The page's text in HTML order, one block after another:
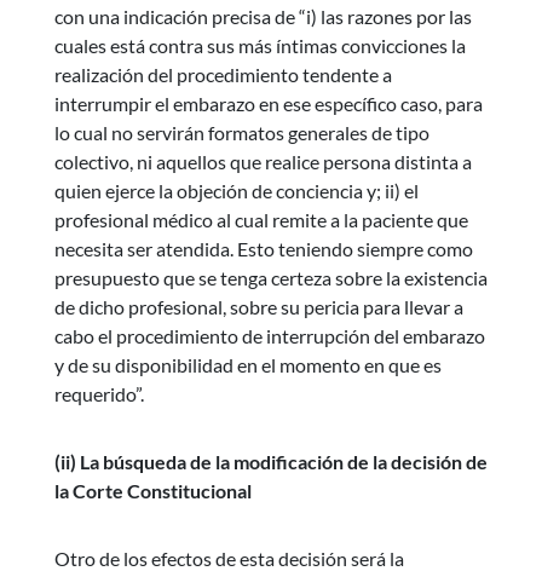
con una indicación precisa de “i) las razones por las
cuales está contra sus más íntimas convicciones la
realización del procedimiento tendente a
interrumpir el embarazo en ese específico caso, para
lo cual no servirán formatos generales de tipo
colectivo, ni aquellos que realice persona distinta a
quien ejerce la objeción de conciencia y; ii) el
profesional médico al cual remite a la paciente que
necesita ser atendida. Esto teniendo siempre como
presupuesto que se tenga certeza sobre la existencia
de dicho profesional, sobre su pericia para llevar a
cabo el procedimiento de interrupción del embarazo
y de su disponibilidad en el momento en que es
requerido”.
(ii) La búsqueda de la modificación de la decisión de
la Corte Constitucional
Otro de los efectos de esta decisión será la